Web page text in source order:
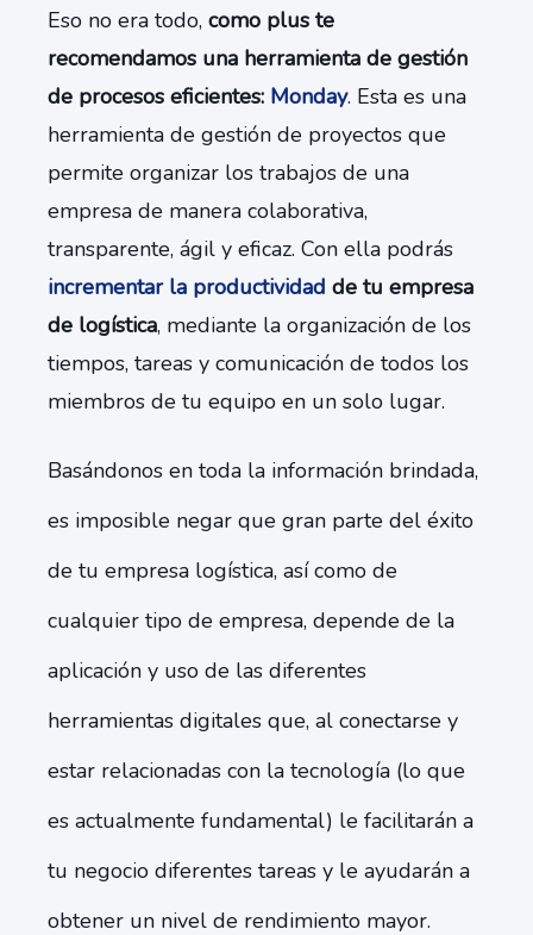
Eso no era todo, como plus te
recomendamos una herramienta de gestión
de procesos eficientes: Monday. Esta es una
herramienta de gestión de proyectos que
permite organizar los trabajos de una
empresa de manera colaborativa,
transparente, ágil y eficaz. Con ella podrás
incrementar la productividad de tu empresa
de logística, mediante la organización de los
tiempos, tareas y comunicación de todos los
miembros de tu equipo en un solo lugar.
Basándonos en toda la información brindada,
es imposible negar que gran parte del éxito
de tu empresa logística, así como de
cualquier tipo de empresa, depende de la
aplicación y uso de las diferentes
herramientas digitales que, al conectarse y
estar relacionadas con la tecnología (lo que
es actualmente fundamental) le facilitarán a
tu negocio diferentes tareas y le ayudarán a
obtener un nivel de rendimiento mayor.